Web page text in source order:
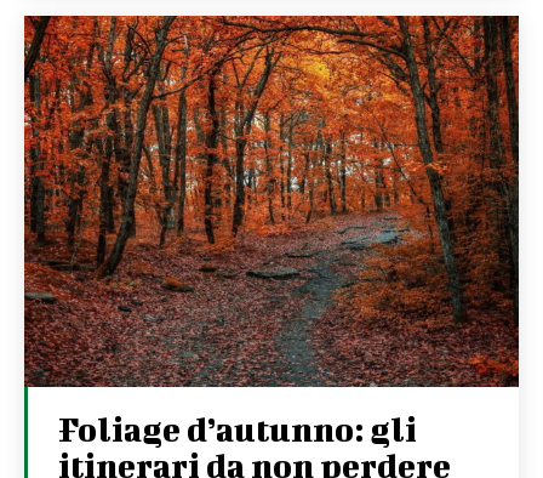
Foliage d’autunno: gli
itinerari da non perdere